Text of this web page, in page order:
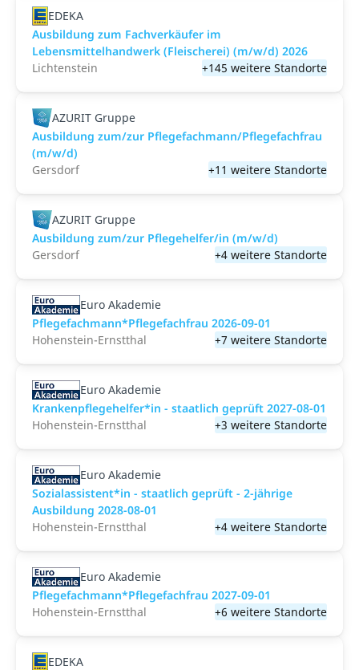
EDEKA
Ausbildung zum Fachverkäufer im
Lebensmittelhandwerk (Fleischerei) (m/w/d) 2026
Lichtenstein
+145 weitere Standorte
AZURIT Gruppe
Ausbildung zum/zur Pflegefachmann/Pflegefachfrau
(m/w/d)
Gersdorf
+11 weitere Standorte
AZURIT Gruppe
Ausbildung zum/zur Pflegehelfer/in (m/w/d)
Gersdorf
+4 weitere Standorte
Euro Akademie
Pflegefachmann*Pflegefachfrau 2026-09-01
Hohenstein-Ernstthal
+7 weitere Standorte
Euro Akademie
Krankenpflegehelfer*in - staatlich geprüft 2027-08-01
Hohenstein-Ernstthal
+3 weitere Standorte
Euro Akademie
Sozialassistent*in - staatlich geprüft - 2-jährige
Ausbildung 2028-08-01
Hohenstein-Ernstthal
+4 weitere Standorte
Euro Akademie
Pflegefachmann*Pflegefachfrau 2027-09-01
Hohenstein-Ernstthal
+6 weitere Standorte
EDEKA